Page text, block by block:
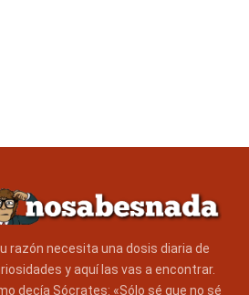
razón necesita una dosis diaria de
y aquí las vas a encontrar.
decía Sócrates: «Sólo sé que no sé